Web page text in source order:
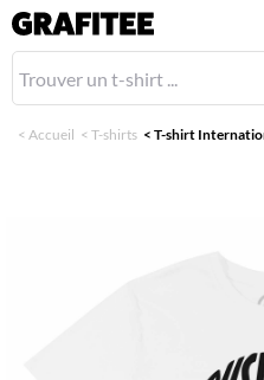
< Accueil < T-shirts < T-shirt